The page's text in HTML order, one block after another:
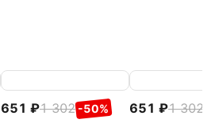
651 1 302 -50% 651 1 302